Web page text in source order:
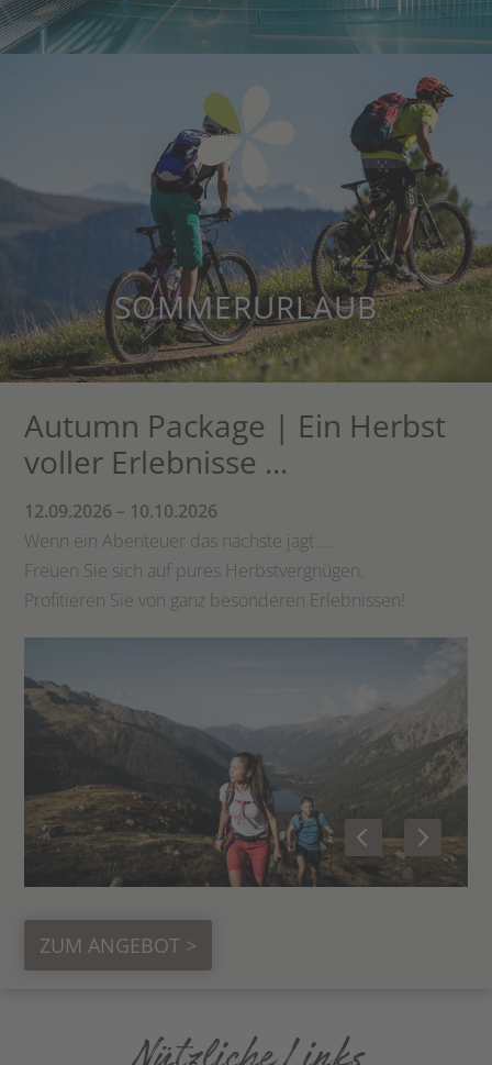
SOMMERURLAUB
Autumn Package | Ein Herbst
voller Erlebnisse ...
12.09.2026 – 10.10.2026
Wenn ein Abenteuer das nächste jagt ...
Freuen Sie sich auf pures Herbstvergnügen.
Profitieren Sie von ganz besonderen Erlebnissen!
ZUM ANGEBOT >